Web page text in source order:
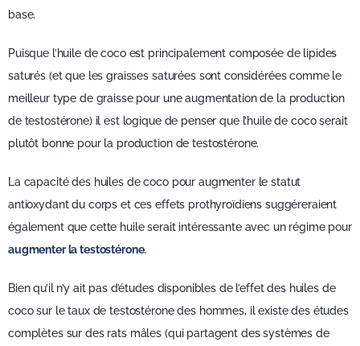
base.
Puisque l’huile de coco est principalement composée de lipides
saturés (et que les graisses saturées sont considérées comme le
meilleur type de graisse pour une augmentation de la production
de testostérone) il est logique de penser que l’huile de coco serait
plutôt bonne pour la production de testostérone.
La capacité des huiles de coco pour augmenter le statut
antioxydant du corps et ces effets prothyroïdiens suggéreraient
également que cette huile serait intéressante avec un régime pour
augmenter la testostérone.
Bien qu’il n’y ait pas d’études disponibles de l’effet des huiles de
coco sur le taux de testostérone des hommes, il existe des études
complètes sur des rats mâles (qui partagent des systèmes de